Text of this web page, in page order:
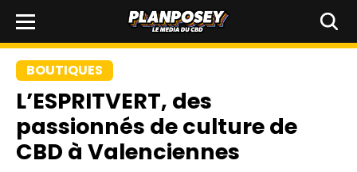
BOUTIQUES
L’ESPRITVERT, des
passionnés de culture de
CBD à Valenciennes